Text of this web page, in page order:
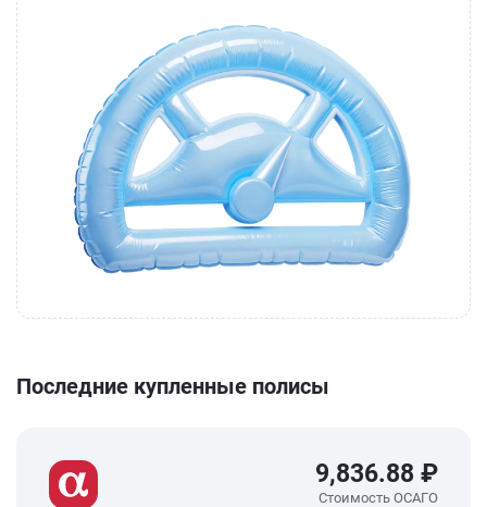
Последние купленные полисы
9,836.88 ₽
Стоимость ОСАГО